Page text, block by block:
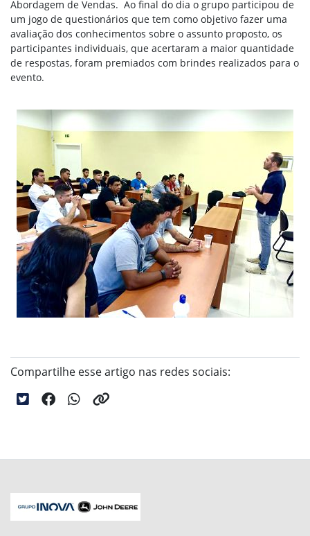
Abordagem de Vendas. Ao final do dia o grupo participou de
um jogo de questionários que tem como objetivo fazer uma
avaliação dos conhecimentos sobre o assunto proposto, os
participantes individuais, que acertaram a maior quantidade
de respostas, foram premiados com brindes realizados para o
evento.
Compartilhe esse artigo nas redes sociais: